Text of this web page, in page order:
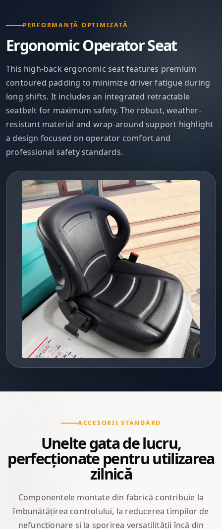
PERFORMANȚĂ OPTIMIZATĂ
Ergonomic Operator Seat
This high-back ergonomic seat features premium
contoured padding to minimize driver fatigue during
long shifts. It includes an integrated retractable
seatbelt for maximum safety. The robust, weather-
resistant material and wrap-around support highlight
a design focused on operator comfort and
professional safety standards.
ACCESORII STANDARD
Unelte gata de lucru,
perfecționate pentru utilizarea
zilnică
Componentele montate din fabrică contribuie la
îmbunătățirea controlului, la reducerea timpilor de
nefuncționare și la sporirea versatilității încă din